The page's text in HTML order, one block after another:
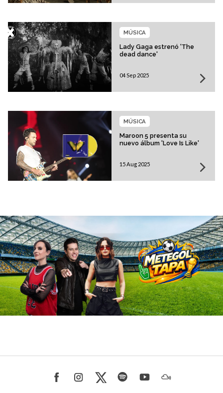
Lady Gaga estrenó 'The
dead dance'
MÚSICA
04 Sep 2025
Maroon 5 presenta su
nuevo álbum 'Love Is Like'
MÚSICA
15 Aug 2025